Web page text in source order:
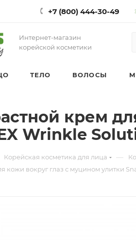
+7 (800) 444-30-49
Интернет-магазин
корейской косметики
ТЕЛО ВОЛОСЫ
крем
Wrinkle
Корейская косметика для лица —
кожи вокруг глаз с муцином улитки